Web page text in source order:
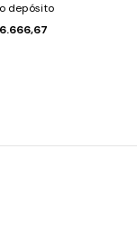
depósito